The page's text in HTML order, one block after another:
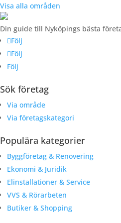
Visa alla områden
Din guide till Nyköpings bästa
Följ
Följ
Följ
Sök företag
Via område
Via företagskategori
Populära kategorier
Byggföretag & Renovering
Ekonomi & Juridik
Elinstallationer & Service
VVS & Rörarbeten
Butiker & Shopping